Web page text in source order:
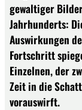
gewaltiger
Jahrhunderts:
Auswirkungen
Fortschritt
Einzelnen, der
Zeit in die
vorauswirft.